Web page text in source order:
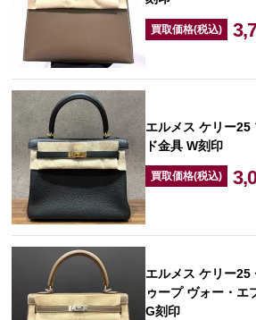
買取価格(税込)
エルメス ケリー25
ド金具 W刻印
買取価格(税込)
エルメス ケリー25
ゥープ ヴォー・エ
G刻印